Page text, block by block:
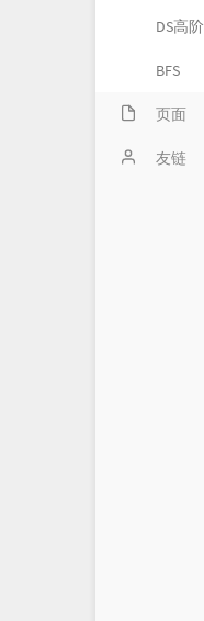
DS高阶
BFS
页面
时光机
友链